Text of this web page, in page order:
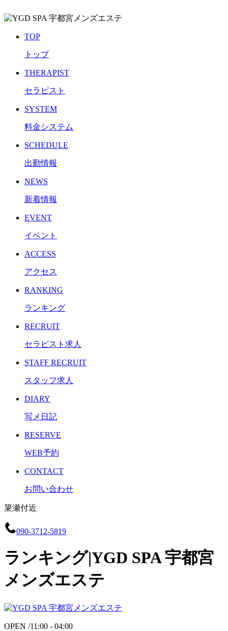
TOP
トップ
THERAPIST
セラピスト
SYSTEM
料金システム
SCHEDULE
出勤情報
NEWS
新着情報
EVENT
イベント
ACCESS
アクセス
RANKING
ランキング
RECRUIT
セラピスト求人
STAFF RECRUIT
スタッフ求人
DIARY
写メ日記
RESERVE
WEB予約
CONTACT
お問い合わせ
簗瀬付近
090-3712-5819
ランキング|YGD SPA 宇都宮
メンズエステ
OPEN /11:00 - 04:00